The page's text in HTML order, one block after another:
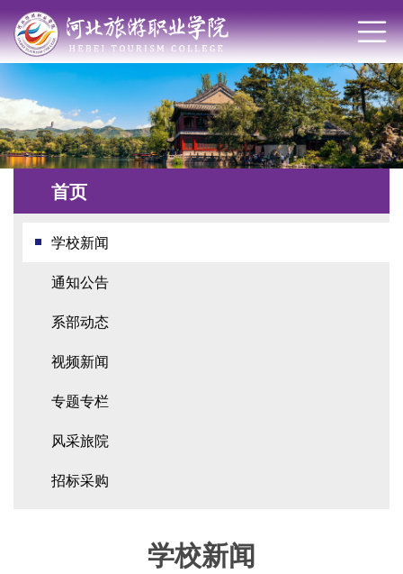
首页
学校新闻
通知公告
系部动态
视频新闻
专题专栏
风采旅院
招标采购
学校新闻